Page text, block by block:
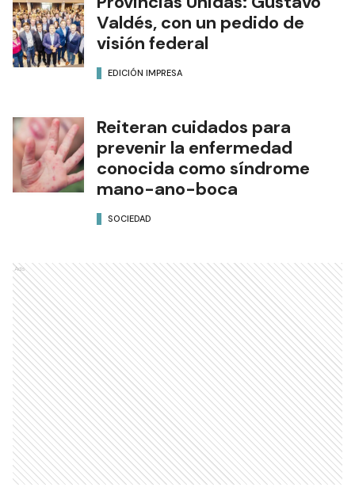
Valdés, con un pedido de
visión federal
EDICIÓN IMPRESA
Reiteran cuidados para
prevenir la enfermedad
conocida como síndrome
mano-ano-boca
SOCIEDAD
Ads